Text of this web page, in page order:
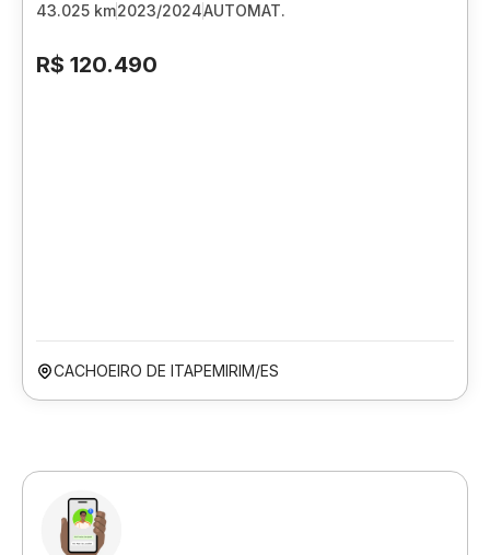
43.025 km2023/2024AUTOMAT.
R$ 120.490
CACHOEIRO DE ITAPEMIRIM/ES